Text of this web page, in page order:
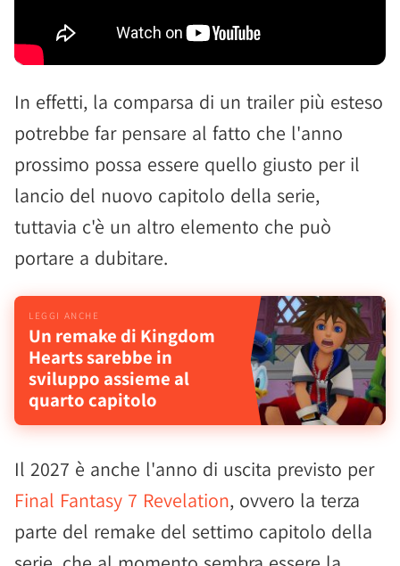
In effetti, la comparsa di un trailer più esteso
potrebbe far pensare al fatto che l'anno
prossimo possa essere quello giusto per il
lancio del nuovo capitolo della serie,
tuttavia c'è un altro elemento che può
portare a dubitare.
Un remake di Kingdom
Hearts sarebbe in
sviluppo assieme al
quarto capitolo
Il 2027 è anche l'anno di uscita previsto per
Final Fantasy 7 Revelation, ovvero la terza
parte del remake del settimo capitolo della